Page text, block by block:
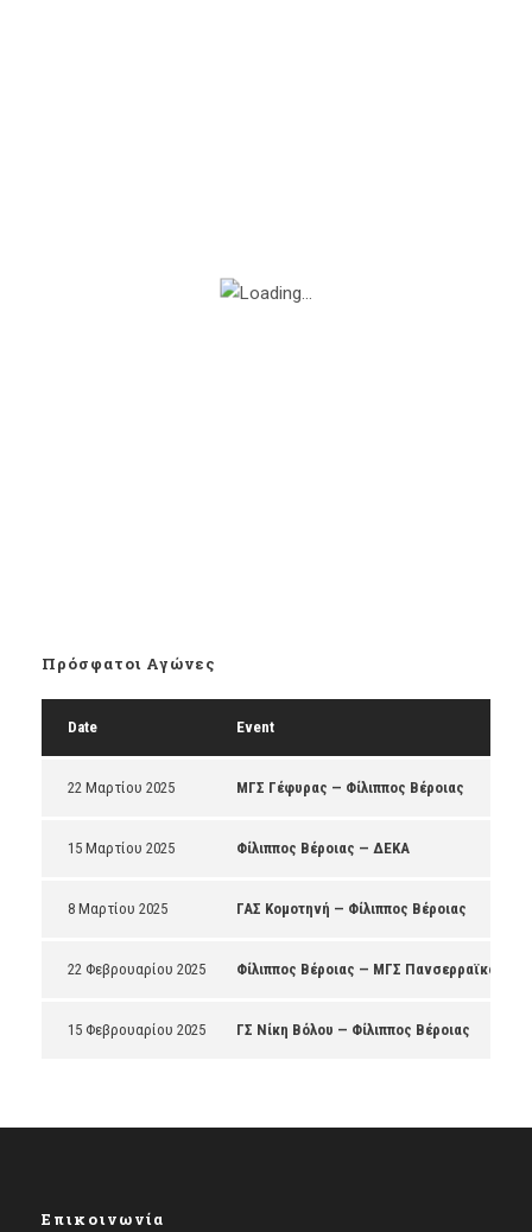
Πρόσφατοι Αγώνες
Date Event
22 Μαρτίου 2025 ΜΓΣ Γέφυρας — Φίλιππος Βέροιας
15 Μαρτίου 2025 Φίλιππος Βέροιας — ΔΕΚΑ
8 Μαρτίου 2025 ΓΑΣ Κομοτηνή — Φίλιππος Βέροιας
22 Φεβρουαρίου 2025 Φίλιππος Βέροιας — ΜΓΣ Πανσερραϊκός
15 Φεβρουαρίου 2025 ΓΣ Νίκη Βόλου — Φίλιππος Βέροιας
Επικοινωνία